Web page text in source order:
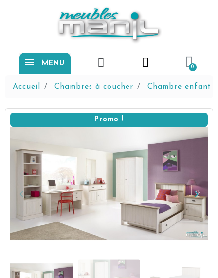
MENU
Accueil Chambres à coucher Chambre enfant
Promo !
Précédent
keyboard_arrow_left keyboard_arrow_right